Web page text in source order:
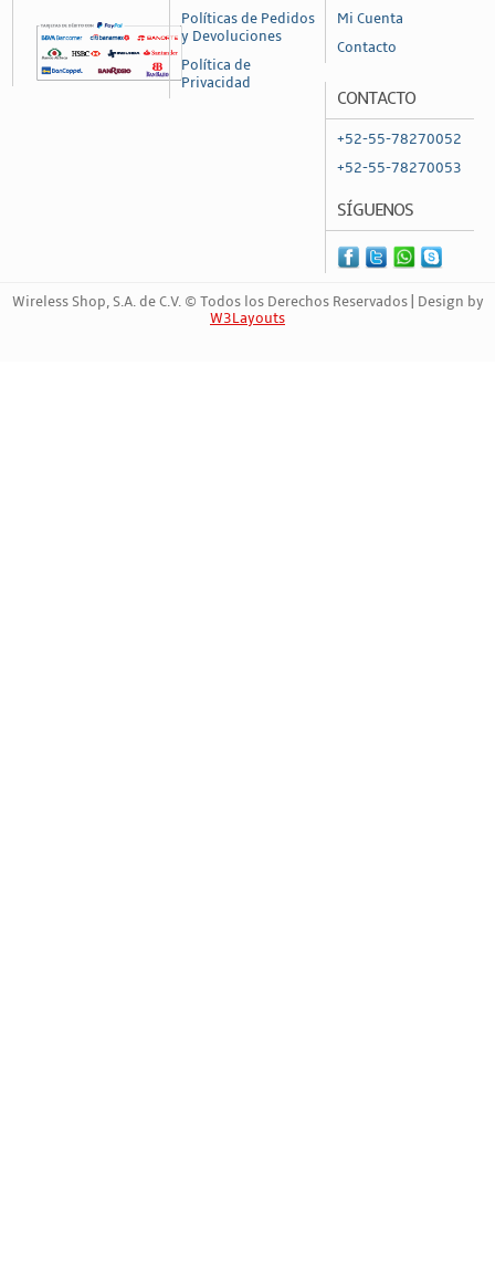
Políticas de Pedidos
y Devoluciones
Política de
Privacidad
Mi Cuenta
Contacto
CONTACTO
+52-55-78270052
+52-55-78270053
SÍGUENOS
Wireless Shop, S.A. de C.V. © Todos los Derechos Reservados | Design by
W3Layouts